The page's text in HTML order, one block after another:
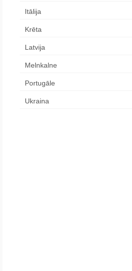
Itālija
Krēta
Latvija
Melnkalne
Portugāle
Ukraina